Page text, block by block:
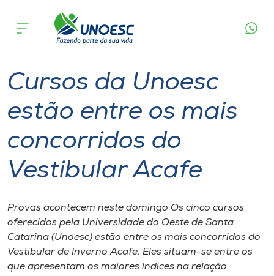
Cursos
Pesquisa
Atendimento ao Estudante
Portal de Ensino
A
Internacionalização
acontece
Cursos da Unoesc
estão entre os mais
concorridos do
Vestibular Acafe
Provas acontecem neste domingo Os cinco cursos
oferecidos pela Universidade do Oeste de Santa
Catarina (Unoesc) estão entre os mais concorridos do
Vestibular de Inverno Acafe. Eles situam-se entre os
que apresentam os maiores índices na relação